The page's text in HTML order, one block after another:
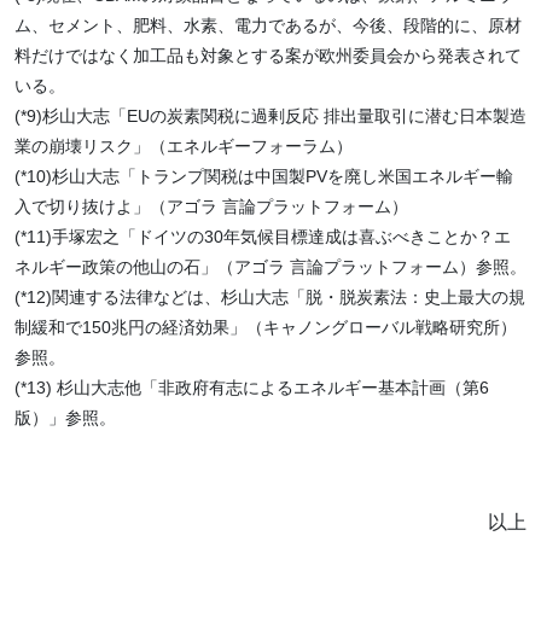
ム、セメント、肥料、水素、電力であるが、今後、段階的に、原材
料だけではなく加工品も対象とする案が欧州委員会から発表されて
いる。
(*9)杉山大志「EUの炭素関税に過剰反応 排出量取引に潜む日本製造
業の崩壊リスク」（エネルギーフォーラム）
(*10)杉山大志「トランプ関税は中国製PVを廃し米国エネルギー輸
入で切り抜けよ」（アゴラ 言論プラットフォーム）
(*11)手塚宏之「ドイツの30年気候目標達成は喜ぶべきことか？エ
ネルギー政策の他山の石」（アゴラ 言論プラットフォーム）参照。
(*12)関連する法律などは、杉山大志「脱・脱炭素法：史上最大の規
制緩和で150兆円の経済効果」（キャノングローバル戦略研究所）
参照。
(*13) 杉山大志他「非政府有志によるエネルギー基本計画（第6
版）」参照。
以上